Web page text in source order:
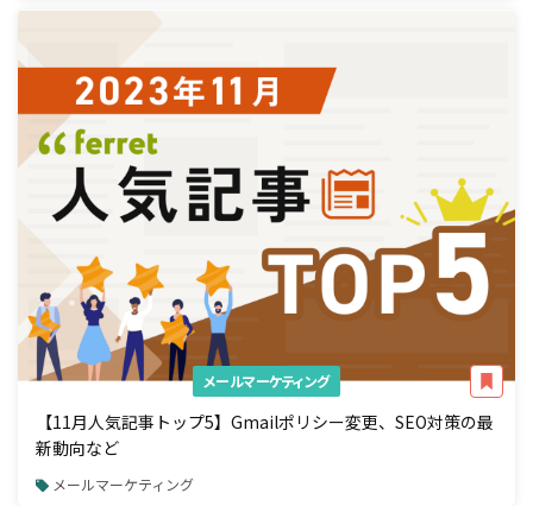
メールマーケティング
【11月人気記事トップ5】Gmailポリシー変更、SEO対策の最
新動向など
メールマーケティング